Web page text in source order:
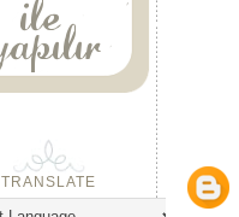
TRANSLATE